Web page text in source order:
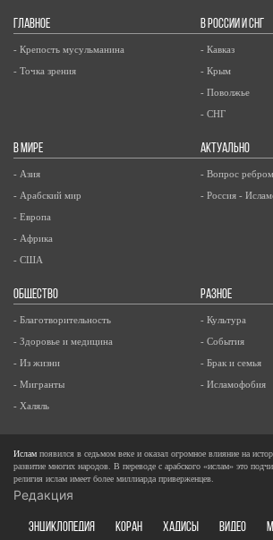
ГЛАВНОЕ
- Крепость мусульманина
- Точка зрения
В РОССИИ И СНГ
- Кавказ
- Крым
- Поволжье
- СНГ
В МИРЕ
- Азия
- Арабский мир
- Европа
- Африка
- США
АКТУАЛЬНО
- Вопрос ребром
- Россия -
ОБЩЕСТВО
- Благотворительность
- Здоровье и медицина
- Из жизни
- Мигранты
- Халяль
РАЗНОЕ
- Культура
- События
- Брак и семья
- Исламофобия
Ислам появился в седьмом веке и оказал огромное влияние на
развитие многих народов. В переводе с арабского «ислам» это
религия ислам имеет более миллиарда приверженцев.
Редакция
ЭНЦИКЛОПЕДИЯ КОРАН ХАДИСЫ ВИДЕО